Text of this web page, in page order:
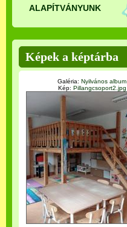
ALAPÍTVÁNYUNK
Képek a képtárba
Galéria: Nyilvános album
Kép: Pillangcsoport2.jpg